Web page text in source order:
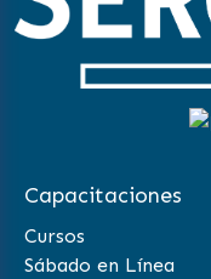
Capacitaciones
Cursos
Sábado en Línea